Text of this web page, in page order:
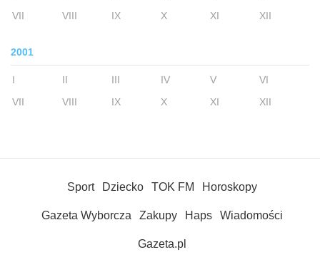
VII
VIII IX X XI XII
2001
I II III IV V
VI
VII
VIII IX X XI XII
Sport Dziecko TOK FM Horoskopy
Gazeta Wyborcza Zakupy Haps Wiadomości
Gazeta.pl